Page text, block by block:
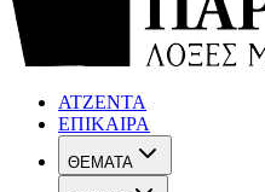
ΑΤΖΕΝΤΑ
ΕΠΙΚΑΙΡΑ
ΘΕΜΑΤΑ